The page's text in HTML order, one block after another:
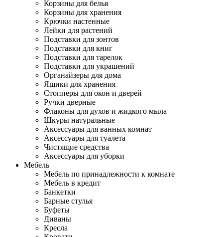
Корзины для белья
Корзины для хранения
Крючки настенные
Лейки для растений
Подставки для зонтов
Подставки для книг
Подставки для тарелок
Подставки для украшений
Органайзеры для дома
Ящики для хранения
Стопперы для окон и дверей
Ручки дверные
Флаконы для духов и жидкого мыла
Шкуры натуральные
Аксессуары для ванных комнат
Аксессуары для туалета
Чистящие средства
Аксессуары для уборки
Мебель
Мебель по принадлежности к комнате
Мебель в кредит
Банкетки
Барные стулья
Буфеты
Диваны
Кресла